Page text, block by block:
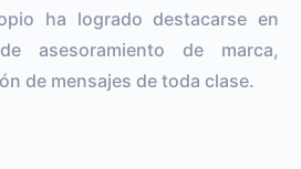
ha logrado destacarse en
asesoramiento de marca,
de mensajes de toda clase.